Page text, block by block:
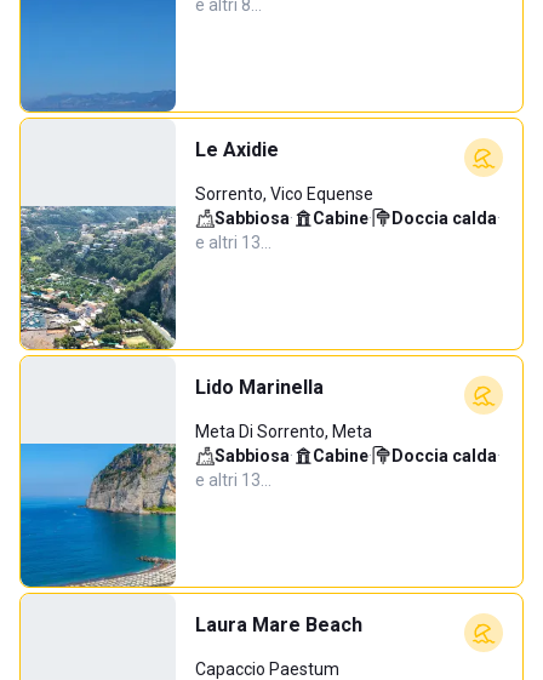
e altri 8…
Le Axidie
Sorrento, Vico Equense
Sabbiosa· Cabine· Doccia calda·
e altri 13…
Lido Marinella
Meta Di Sorrento, Meta
Sabbiosa· Cabine· Doccia calda·
e altri 13…
Laura Mare Beach
Capaccio Paestum